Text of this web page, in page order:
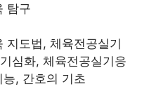
탐구
지도법, 체육전공실기
심화, 체육전공실기응
, 간호의 기초